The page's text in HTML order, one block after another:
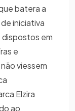
batera a
iniciativa
dispostos em
e
viessem
Elzira
ao